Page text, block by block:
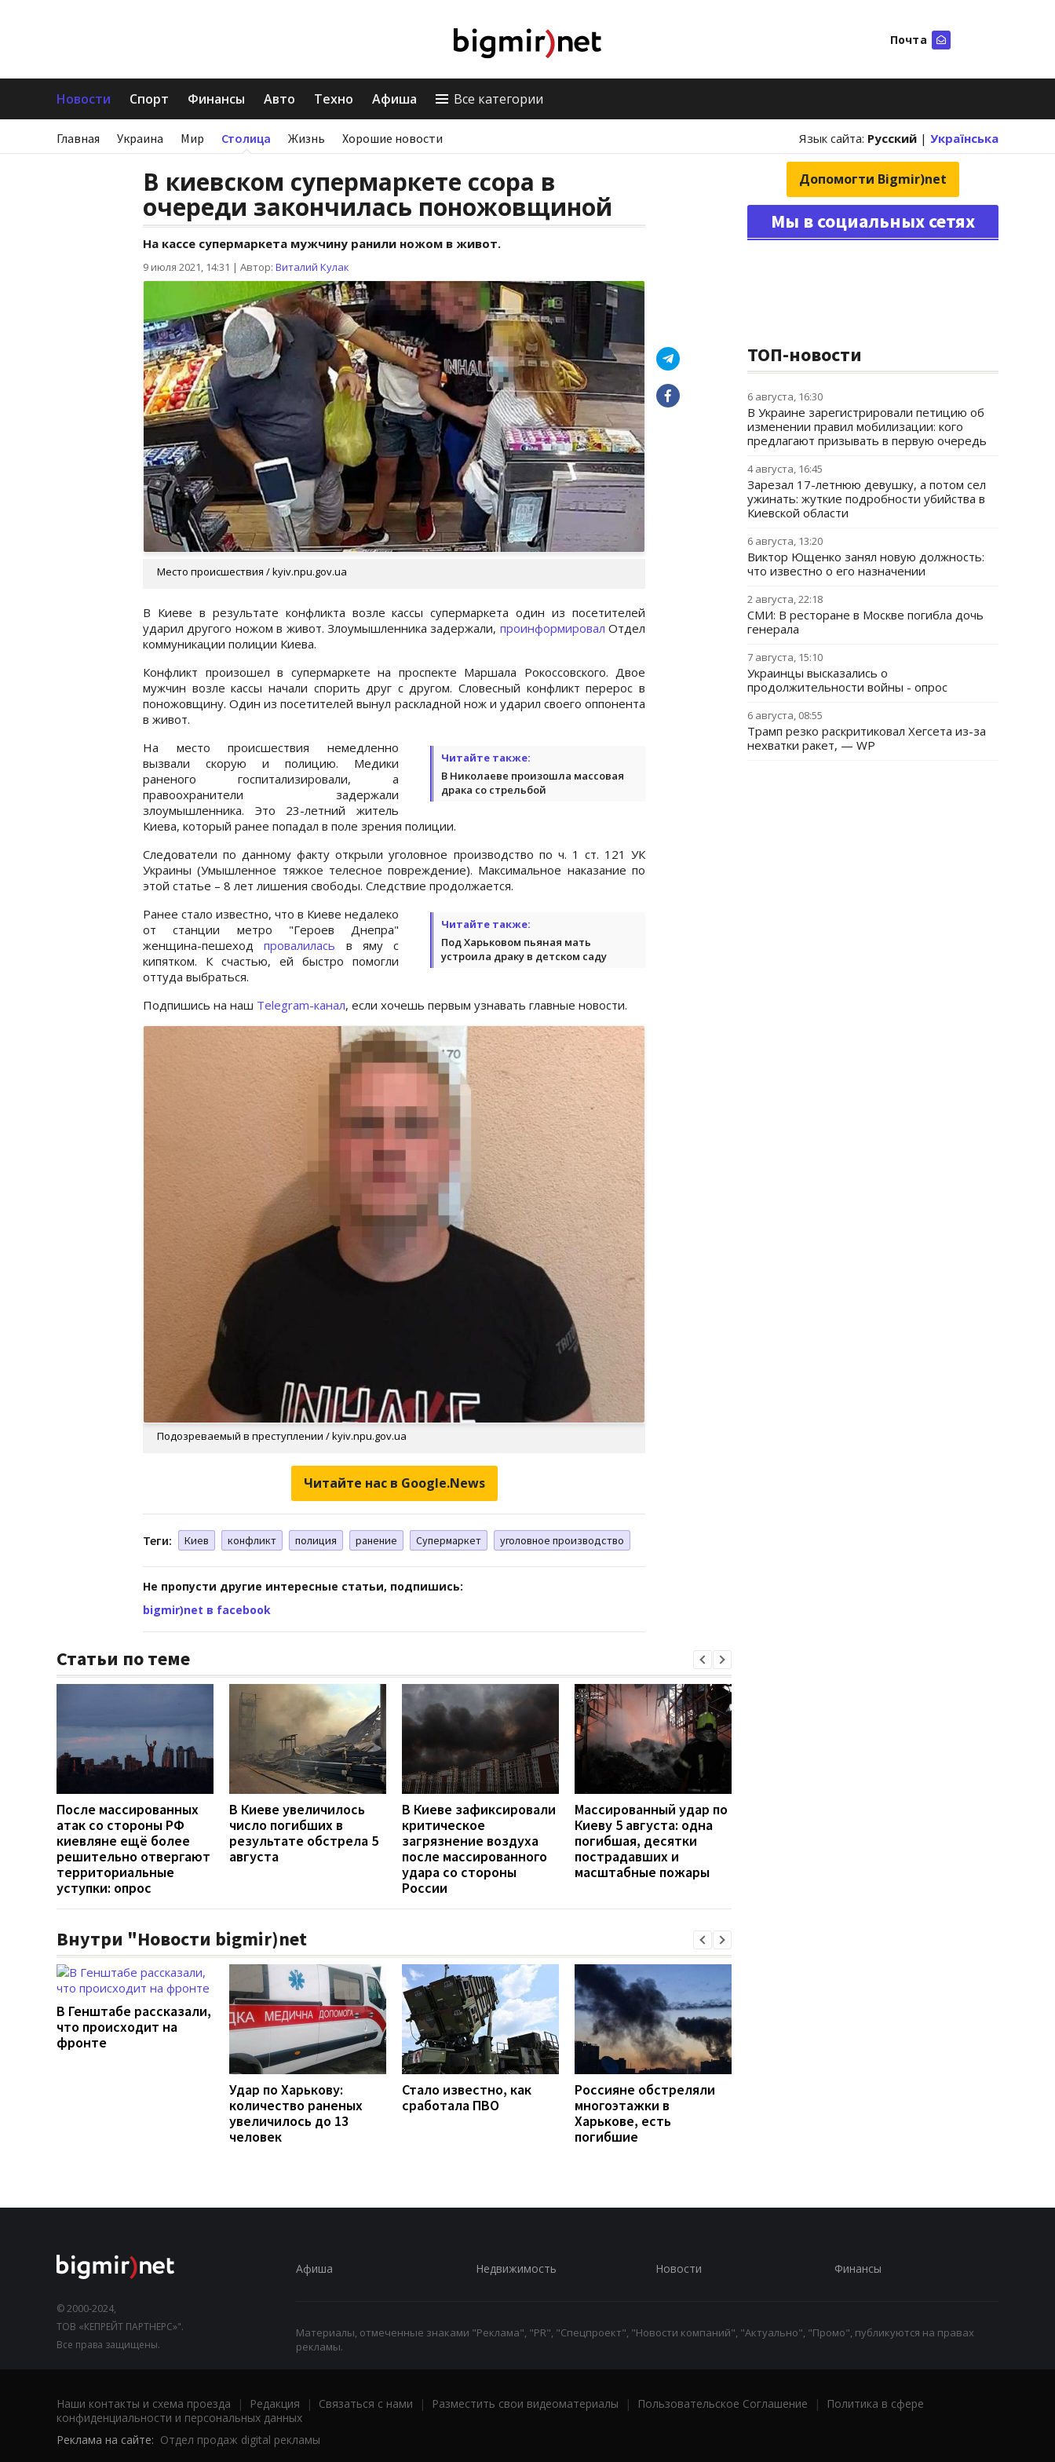
Почта
Новости Спорт Финансы Авто Техно Афиша Все категории
Главная Украина Мир Столица Жизнь Хорошие новости Язык сайта: Русский | Українська
В киевском супермаркете ссора в
очереди закончилась поножовщиной
На кассе супермаркета мужчину ранили ножом в живот.
9 июля 2021, 14:31 | Автор: Виталий Кулак
Место происшествия / kyiv.npu.gov.ua
В Киеве в результате конфликта возле кассы супермаркета один из посетителей
ударил другого ножом в живот. Злоумышленника задержали, проинформировал Отдел
коммуникации полиции Киева.
Конфликт произошел в супермаркете на проспекте Маршала Рокоссовского. Двое
мужчин возле кассы начали спорить друг с другом. Словесный конфликт перерос в
поножовщину. Один из посетителей вынул раскладной нож и ударил своего оппонента
в живот.
Читайте также:
В Николаеве произошла массовая
драка со стрельбой
На место происшествия немедленно
вызвали скорую и полицию. Медики
раненого госпитализировали, а
правоохранители задержали
злоумышленника. Это 23-летний житель
Киева, который ранее попадал в поле зрения полиции.
Следователи по данному факту открыли уголовное производство по ч. 1 ст. 121 УК
Украины (Умышленное тяжкое телесное повреждение). Максимальное наказание по
этой статье – 8 лет лишения свободы. Следствие продолжается.
Читайте также:
Под Харьковом пьяная мать
устроила драку в детском саду
Ранее стало известно, что в Киеве недалеко
от станции метро "Героев Днепра"
женщина-пешеходпровалилась в яму с
кипятком. К счастью, ей быстро помогли
оттуда выбраться.
Подпишись на наш Telegram-канал, если хочешь первым узнавать главные новости.
Подозреваемый в преступлении / kyiv.npu.gov.ua
Читайте нас в Google.News
Теги: Киев конфликт полиция ранение Супермаркет уголовное производство
Не пропусти другие интересные статьи, подпишись:
bigmir)net в facebook
Статьи по теме
После массированных
атак со стороны РФ
киевляне ещё более
решительно отвергают
территориальные
уступки: опрос
В Киеве увеличилось
число погибших в
результате обстрела 5
августа
В Киеве зафиксировали
критическое
загрязнение воздуха
после массированного
удара со стороны
России
Массированный удар по
Киеву 5 августа: одна
погибшая, десятки
пострадавших и
масштабные пожары
Внутри "Новости bigmir)net
В Генштабе рассказали,
что происходит на
фронте
Удар по Харькову:
количество раненых
увеличилось до 13
человек
Стало известно, как
сработала ПВО
Россияне обстреляли
многоэтажки в
Харькове, есть
погибшие
Допомогти Bigmir)net
Мы в социальных сетях
ТОП-новости
6 августа, 16:30
В Украине зарегистрировали петицию об
изменении правил мобилизации: кого
предлагают призывать в первую очередь
4 августа, 16:45
Зарезал 17-летнюю девушку, а потом сел
ужинать: жуткие подробности убийства в
Киевской области
6 августа, 13:20
Виктор Ющенко занял новую должность:
что известно о его назначении
2 августа, 22:18
СМИ: В ресторане в Москве погибла дочь
генерала
7 августа, 15:10
Украинцы высказались о
продолжительности войны - опрос
6 августа, 08:55
Трамп резко раскритиковал Хегсета из-за
нехватки ракет, — WP
© 2000-2024,
ТОВ «КЕПРЕЙТ ПАРТНЕРС»".
Все права защищены.
Афиша Недвижимость Новости Финансы
Материалы, отмеченные знаками "Реклама", "PR", "Спецпроект", "Новости компаний", "Актуально", "Промо", публикуются на правах
рекламы.
Наши контакты и схема проезда | Редакция | Связаться с нами | Разместить свои видеоматериалы | Пользовательское Соглашение |
Политика в сфере
конфиденциальности и персональных данных
Реклама на сайте: Отдел продаж digital рекламы